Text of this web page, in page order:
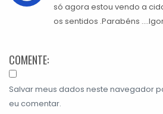
só agora estou vendo a
os sentidos .Parabéns
COMENTE:
Salvar meus dados neste navegador
eu comentar.